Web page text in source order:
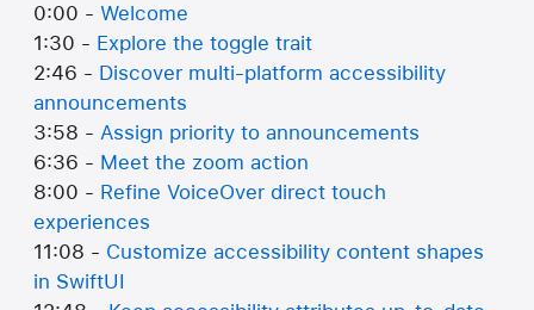
0:00 - Welcome
1:30 - Explore the toggle trait
2:46 - Discover multi-platform accessibility
announcements
3:58 - Assign priority to announcements
6:36 - Meet the zoom action
8:00 - Refine VoiceOver direct touch
experiences
11:08 - Customize accessibility content shapes
in SwiftUI